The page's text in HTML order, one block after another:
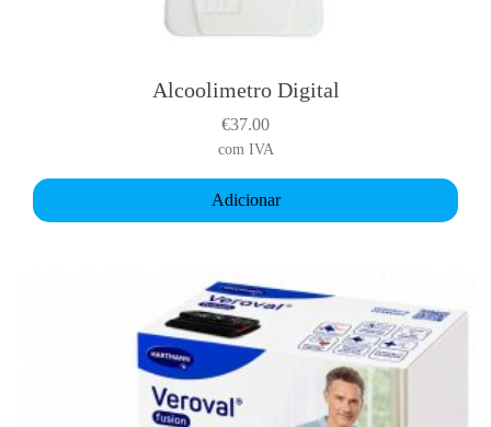
Alcoolimetro Digital
€37.00
com IVA
Adicionar